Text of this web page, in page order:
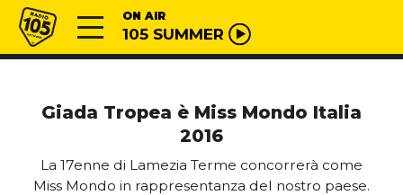
Vai al contenuto
Radio 105 ON AIR
105 SUMMER
Giada Tropea è Miss Mondo Italia
2016
La 17enne di Lamezia Terme concorrerà come
Miss Mondo in rappresentanza del nostro paese.